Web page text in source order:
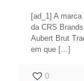
[ad_1] A
da CRS
Aubert Brut
em que […]
0